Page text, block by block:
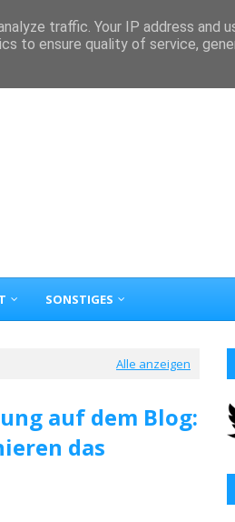
SONSTIGES
Alle anzeigen
auf dem Blog:
das
traffic. Your IP address and
to ensure quality of service,